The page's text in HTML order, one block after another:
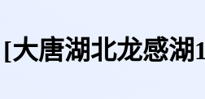
[大唐湖北龙感湖